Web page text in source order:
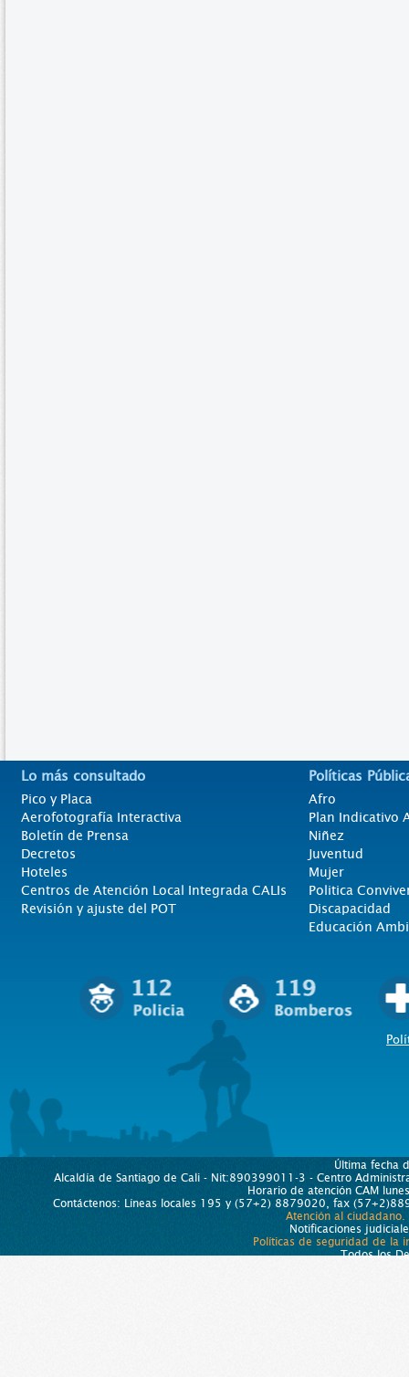
Lo más consultado
Pico y Placa
Aerofotografía Interactiva
Boletín de Prensa
Decretos
Hoteles
Centros de Atención Local Integrada CALIs
Revisión y ajuste del POT
Políticas
Afro
Plan Indicativo
Niñez
Juventud
Mujer
Politica
Discapacidad
Educación
Última fecha
Alcaldía de Santiago de Cali - Nit:890399011-3 - Centro
Horario de atención CAM
Contáctenos: Líneas locales 195 y (57+2) 8879020, fax
Atención al ciudadano.
Notificaciones
Políticas de seguridad de la
Todos los